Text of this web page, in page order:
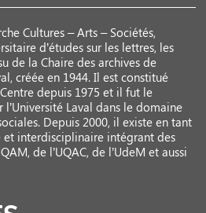
Cultures – Arts – Sociétés,
d’études sur les lettres, les
de la Chaire des archives de
créée en 1944. Il est constitué
depuis 1975 et il fut le
Laval dans le domaine
Depuis 2000, il existe en tant
interdisciplinaire intégrant des
de l’UQAC, de l’UdeM et aussi